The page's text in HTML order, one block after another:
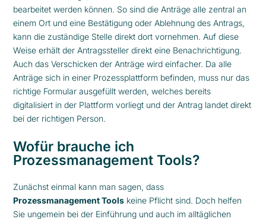
bearbeitet werden können. So sind die Anträge alle zentral an
einem Ort und eine Bestätigung oder Ablehnung des Antrags,
kann die zuständige Stelle direkt dort vornehmen. Auf diese
Weise erhält der Antragssteller direkt eine Benachrichtigung.
Auch das Verschicken der Anträge wird einfacher. Da alle
Anträge sich in einer Prozessplattform befinden, muss nur das
richtige Formular ausgefüllt werden, welches bereits
digitalisiert in der Plattform vorliegt und der Antrag landet direkt
bei der richtigen Person.
Wofür brauche ich
Prozessmanagement Tools?
Zunächst einmal kann man sagen, dass
Prozessmanagement Tools keine Pflicht sind. Doch helfen
Sie ungemein bei der Einführung und auch im alltäglichen